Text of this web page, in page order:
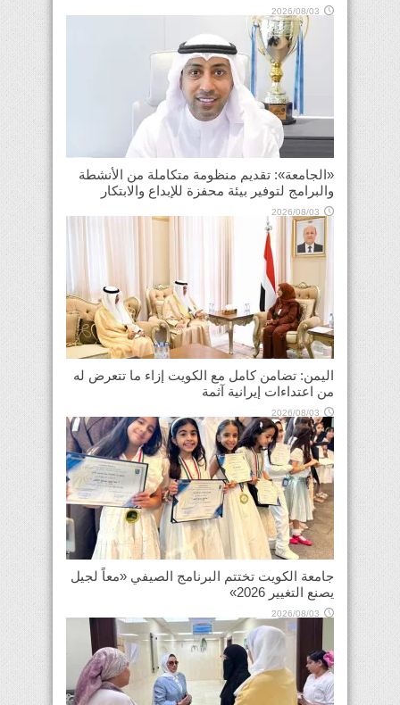
2026/08/03
«الجامعة»: تقديم منظومة متكاملة من الأنشطة
والبرامج لتوفير بيئة محفزة للإبداع والابتكار
2026/08/03
اليمن: تضامن كامل مع الكويت إزاء ما تتعرض له
من اعتداءات إيرانية آثمة
2026/08/03
جامعة الكويت تختتم البرنامج الصيفي «معاً لجيل
يصنع التغيير 2026»
2026/08/03